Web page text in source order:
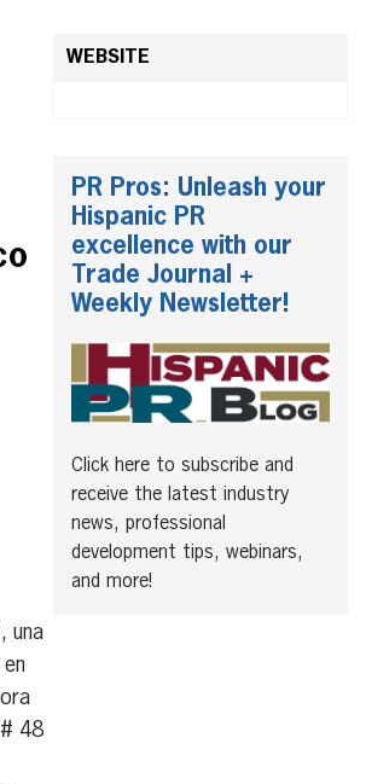
una
# 48
WEBSITE
PR Pros: Unleash your
Hispanic PR
excellence with our
Trade Journal +
Weekly Newsletter!
Click here to subscribe and
receive the latest industry
news, professional
development tips, webinars,
and more!